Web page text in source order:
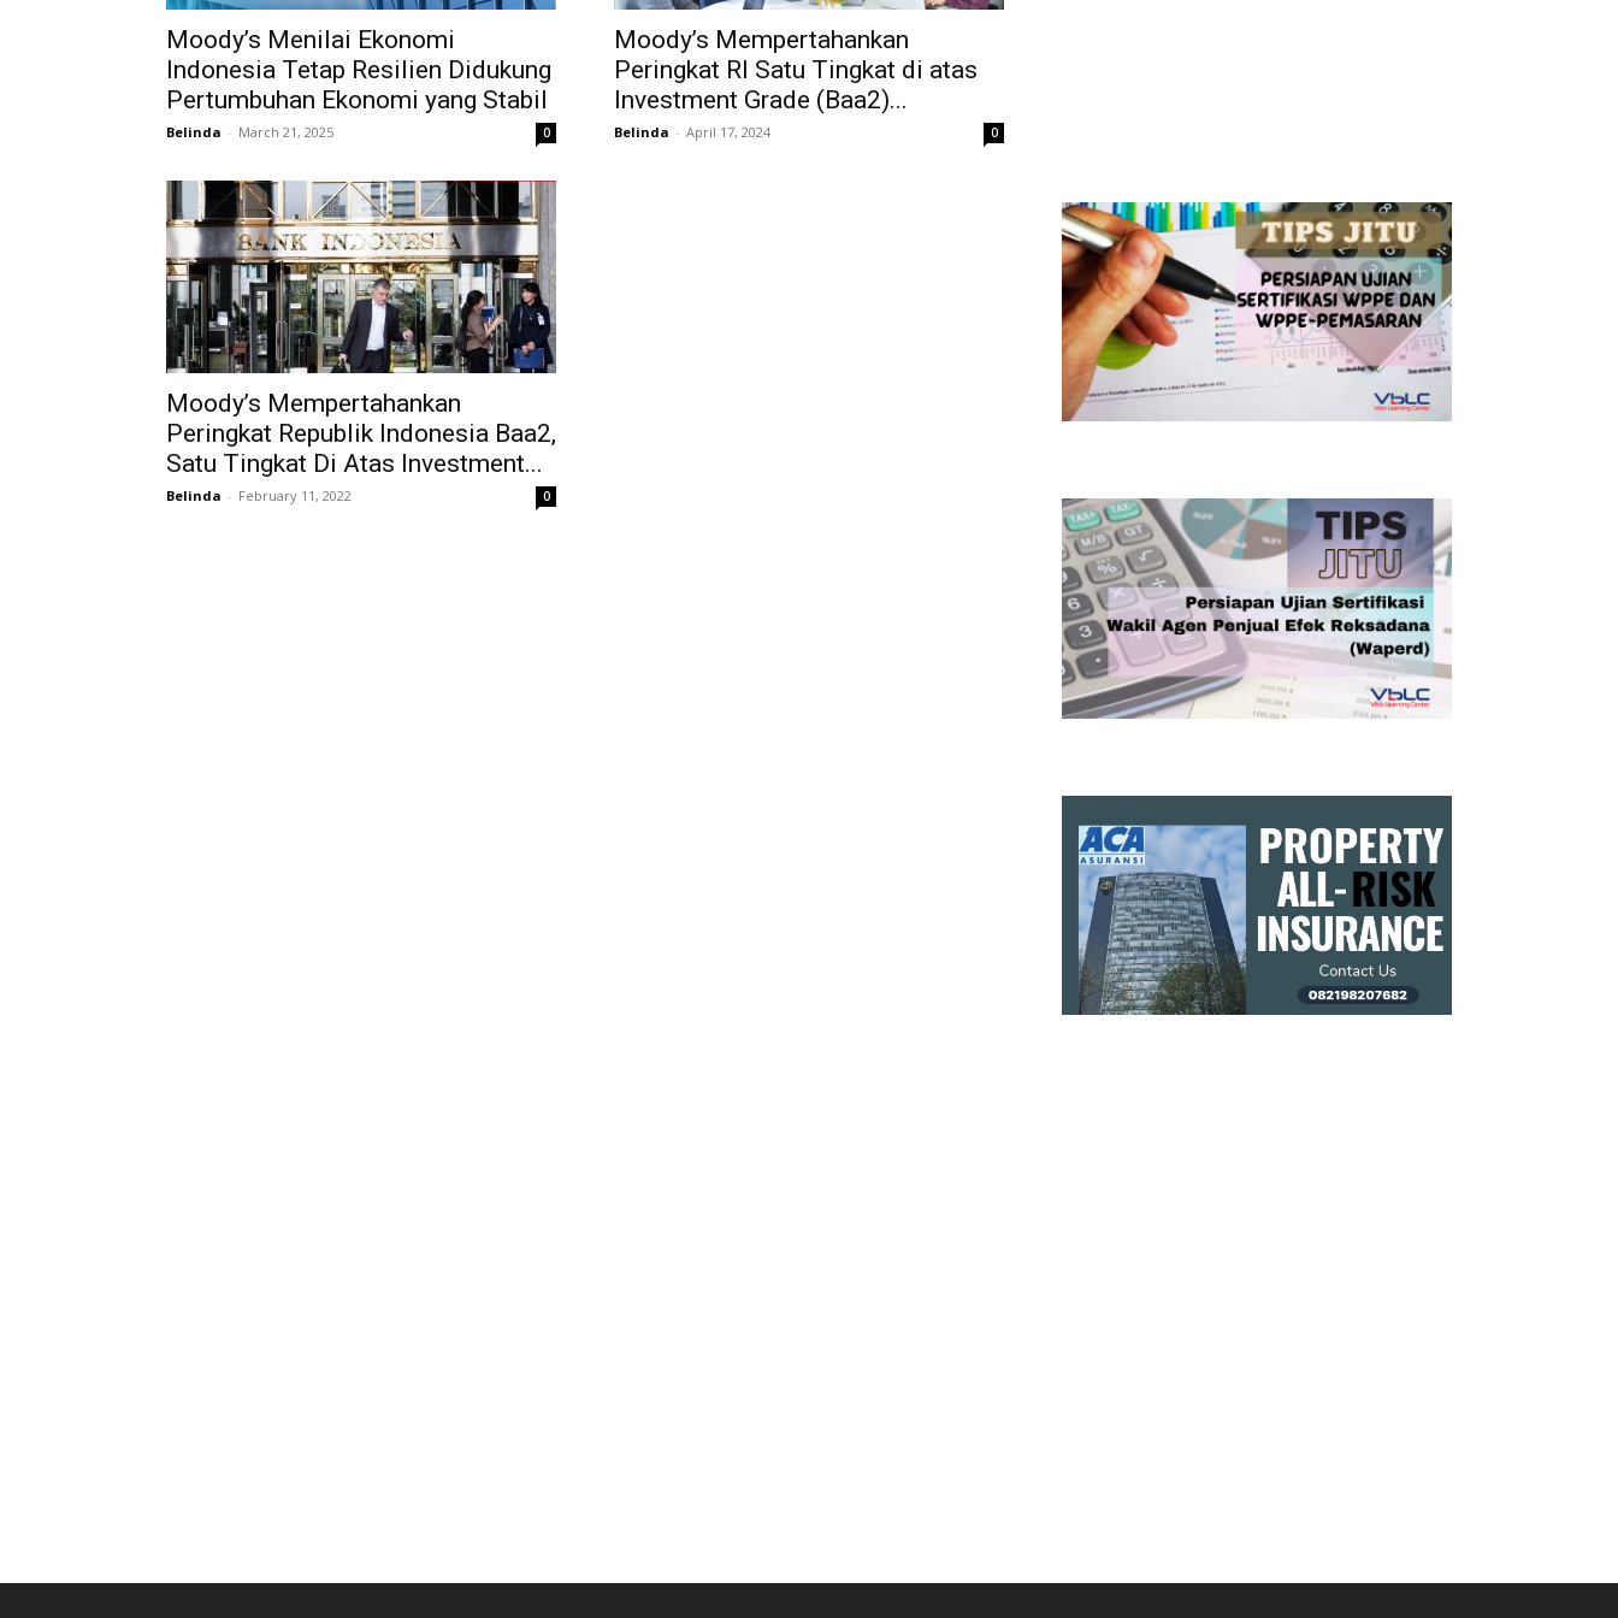
Moody’s Menilai Ekonomi
Indonesia Tetap Resilien Didukung
Pertumbuhan Ekonomi yang Stabil
Belinda - March 21, 2025 0
Moody’s Mempertahankan
Peringkat RI Satu Tingkat di atas
Investment Grade (Baa2)...
Belinda - April 17, 2024 0
Moody’s Mempertahankan
Peringkat Republik Indonesia Baa2,
Satu Tingkat Di Atas Investment...
Belinda - February 11, 2022 0